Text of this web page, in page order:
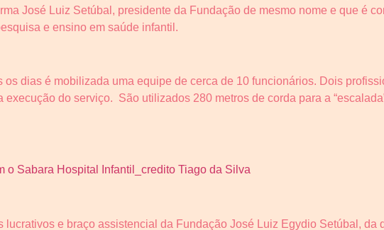
José Luiz Setúbal, presidente da Fundação de mesmo nome e que é
e ensino em saúde infantil.
os dias é mobilizada uma equipe de cerca de 10 funcionários. Dois
do serviço. São utilizados 280 metros de corda para a
lucrativos e braço assistencial da Fundação José Luiz Egydio Setúbal, da